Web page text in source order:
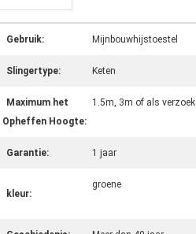
Gebruik: Mijnbouwhijstoestel
Slingertype: Keten
Maximum het
Opheffen Hoogte:
1.5m, 3m of als verzoek
Garantie: 1 jaar
kleur:
groene